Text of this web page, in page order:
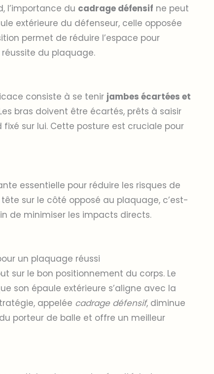
l’importance du cadrage défensif ne peut
extérieure du défenseur, celle opposée
permet de réduire l’espace pour
du plaquage.
consiste à se tenir jambes écartées et
bras doivent être écartés, prêts à saisir
sur lui. Cette posture est cruciale pour
essentielle pour réduire les risques de
sur le côté opposé au plaquage, c’est-
de minimiser les impacts directs.
un plaquage réussi
sur le bon positionnement du corps. Le
son épaule extérieure s’aligne avec la
appelée cadrage défensif, diminue
porteur de balle et offre un meilleur